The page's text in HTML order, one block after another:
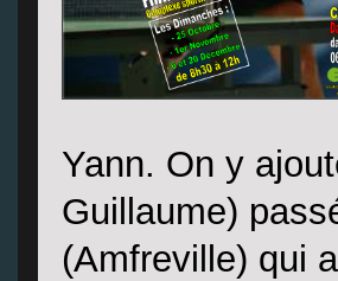
Yann. On y
Guillaume)
(Amfreville) qui